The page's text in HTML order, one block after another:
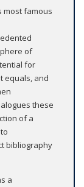
most famous
of
for
equals, and
these
of a
bibliography
a